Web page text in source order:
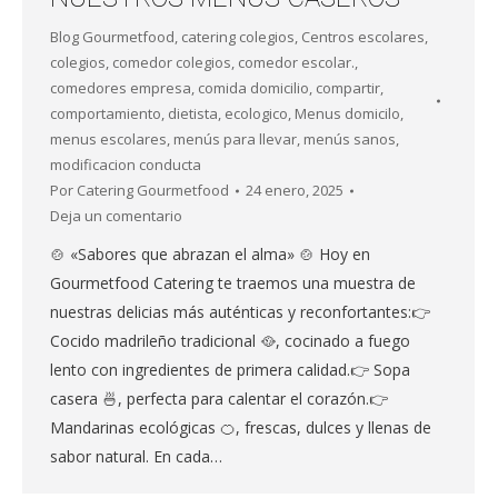
Blog Gourmetfood, catering colegios, Centros escolares,
colegios, comedor colegios, comedor escolar.,
comedores empresa, comida domicilio, compartir,
comportamiento, dietista, ecologico, Menus domicilo,
menus escolares, menús para llevar, menús sanos,
modificacion conducta
Por Catering Gourmetfood
24 enero, 2025
Deja un comentario
🍲 «Sabores que abrazan el alma» 🍲 Hoy en
Gourmetfood Catering te traemos una muestra de
nuestras delicias más auténticas y reconfortantes:👉
Cocido madrileño tradicional 🥘, cocinado a fuego
lento con ingredientes de primera calidad.👉 Sopa
casera 🍜, perfecta para calentar el corazón.👉
Mandarinas ecológicas 🍊, frescas, dulces y llenas de
sabor natural. En cada…